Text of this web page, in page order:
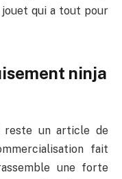
jouet qui a tout pour
ninja
reste un article de
fait
une forte